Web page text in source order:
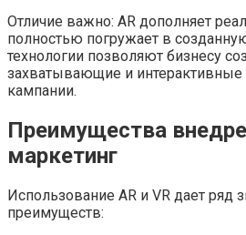
Отличие важно: AR дополняет
полностью погружает в
технологии позволяют бизнесу
захватывающие и
кампании.
Преимущества
маркетинг
Использование AR и VR дает ряд
преимуществ: